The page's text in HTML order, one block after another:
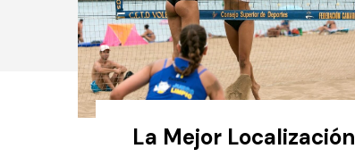
La Mejor Localización